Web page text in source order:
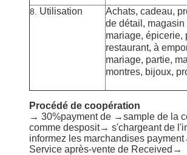
8. Utilisation Achats, cadeau,
de détail,
mariage, épicerie,
restaurant, à
mariage, partie,
montres, bijoux,
Procédé de coopération
→ 30%payment de →sample de la
comme desposit→ s'chargeant de
informez les marchandises
Service après-vente de Received→